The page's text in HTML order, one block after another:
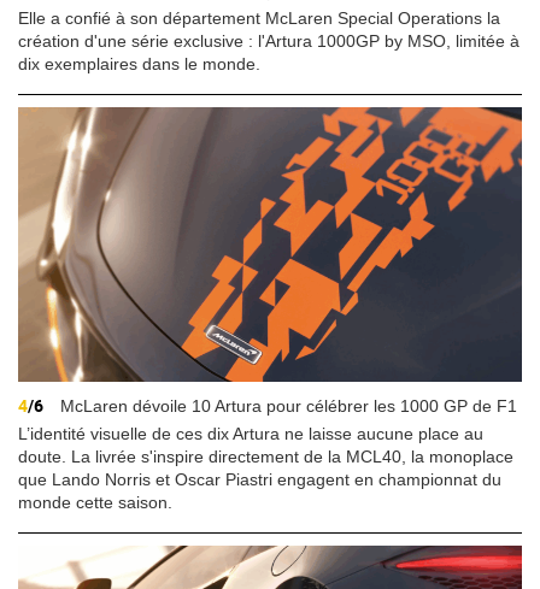
Elle a confié à son département McLaren Special Operations la
création d'une série exclusive : l'Artura 1000GP by MSO, limitée à
dix exemplaires dans le monde.
4/6
McLaren dévoile 10 Artura pour célébrer les 1000 GP de F1
L’identité visuelle de ces dix Artura ne laisse aucune place au
doute. La livrée s'inspire directement de la MCL40, la monoplace
que Lando Norris et Oscar Piastri engagent en championnat du
monde cette saison.